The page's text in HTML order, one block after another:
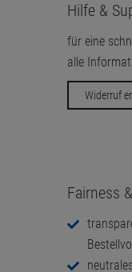
Hilfe &
für eine
alle
Widerruf
Fairness
neutrales